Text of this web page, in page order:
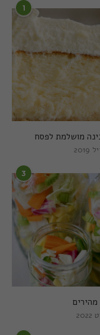
1
מושלמת לפסח
3